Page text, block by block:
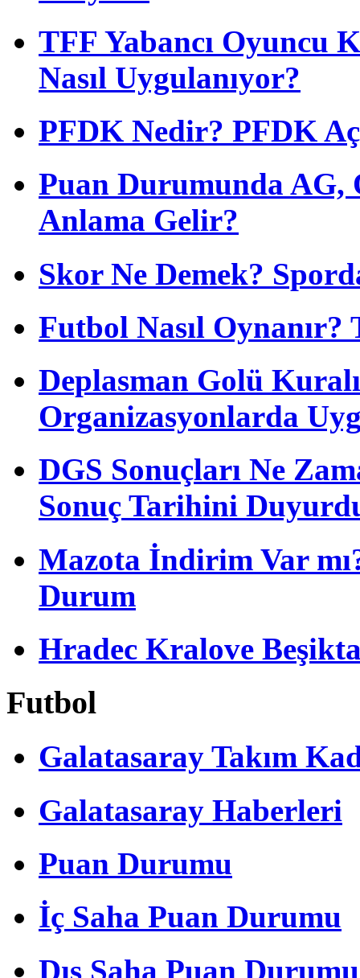
TFF Yabancı Oyuncu
Nasıl Uygulanıyor?
PFDK Nedir? PFDK
Puan Durumunda AG,
Anlama Gelir?
Skor Ne Demek?
Futbol Nasıl
Deplasman Golü
Organizasyonlarda
DGS Sonuçları Ne
Sonuç Tarihini
Mazota İndirim Var
Durum
Hradec Kralove
Futbol
Galatasaray Takım
Galatasaray Haberleri
Puan Durumu
İç Saha Puan Durumu
Dış Saha Puan Durumu